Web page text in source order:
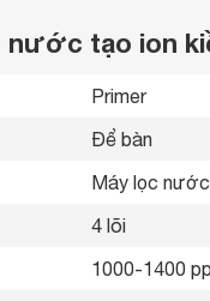
tạo ion
Primer
Để bàn
Máy lọc
4 lõi
1000-1400